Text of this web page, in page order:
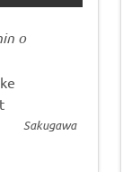
o
Sakugawa